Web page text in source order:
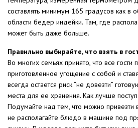
составлять минимум 165 градусов как в
области бедер индейки. Там, где
может быть даже больше.
Правильно выбирайте, что взять в
Во многих семьях принято, что все гости
приготовленное угощение с собой и
всегда остается риск “не довезти”
места для ее хранения. Как лучше
Подумайте над тем, что можно привезти
не располагайте блюдо в машине под